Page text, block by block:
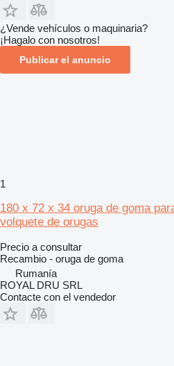
¿Vende vehículos o maquinaria?
¡Hagalo con nosotros!
Publicar el anuncio
1
180 x 72 x 34 oruga de goma
volquete de orugas
Precio a consultar
Recambio - oruga de goma
Rumanía
ROYAL DRU SRL
Contacte con el vendedor